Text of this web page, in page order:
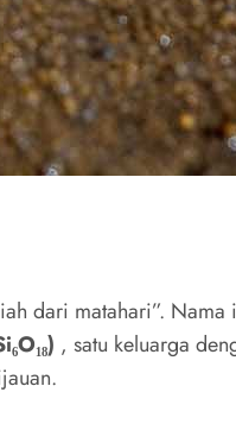
dari matahari”. Nama
, satu keluarga